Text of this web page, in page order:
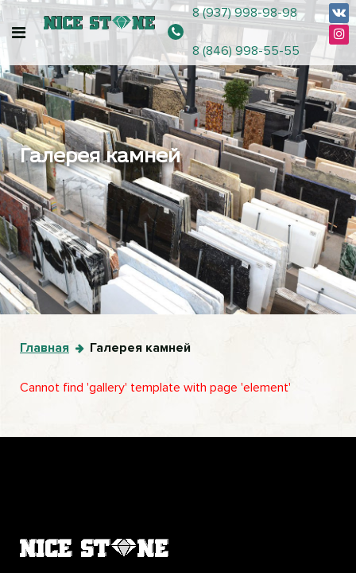
8 (937) 998-98-98
8 (846) 998-55-55
Галерея камней
Главная Галерея камней
Cannot find 'gallery' template with page 'element'